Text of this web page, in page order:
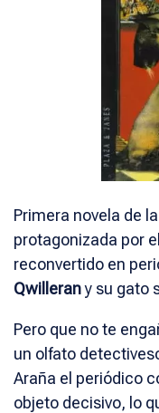
Primera novela de
protagonizada por
reconvertido en
Qwillerany su gato
Pero que no te
un olfato
Araña el periódico
objeto decisivo, lo